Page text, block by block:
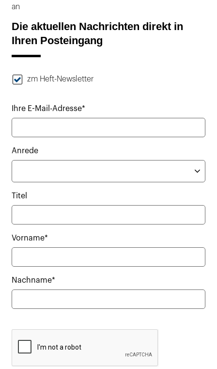
an
Die aktuellen Nachrichten direkt in
Ihren Posteingang
zm Heft-Newsletter
Ihre E-Mail-Adresse*
Anrede
Titel
Vorname*
Nachname*